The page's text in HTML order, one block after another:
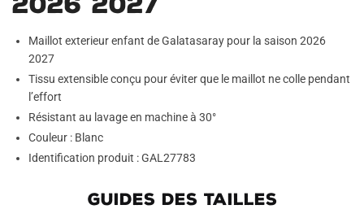
Maillot exterieur enfant de Galatasaray pour la saison 2026
2027
Tissu extensible conçu pour éviter que le maillot ne colle pendant
l’effort
Résistant au lavage en machine à 30°
Couleur : Blanc
Identification produit : GAL27783
GUIDES DES TAILLES